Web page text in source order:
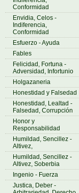
Conformidad
Envidia, Celos -
Indiferencia,
Conformidad
Esfuerzo - Ayuda
Fables
Felicidad, Fortuna -
Adversidad, Infortunio
Holgazaneria
Honestidad y Falsedad
Honestidad, Lealtad -
Falsedad, Corrupción
Honor y
Responsabilidad
Humildad, Sencillez -
Altivez,
Humildad, Sencillez -
Altivez, Soberbia
Ingenio - Fuerza
Justica, Deber -